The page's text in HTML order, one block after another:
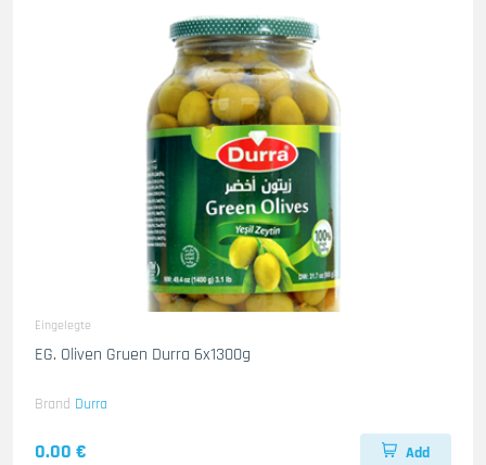
Eingelegte
EG. Oliven Gruen Durra 6x1300g
Brand Durra
0.00 € Add